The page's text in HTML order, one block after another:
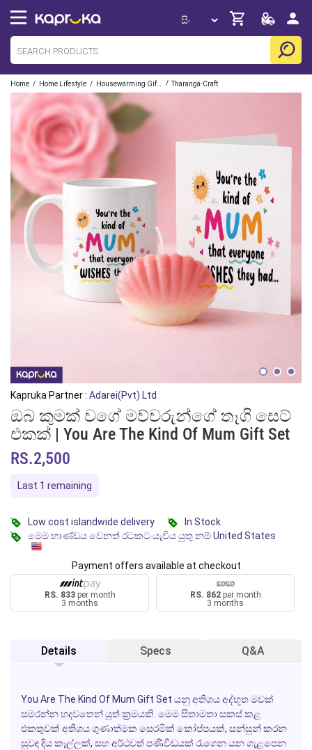
Home / Home Lifestyle / / Tharanga-Craft
Kapruka Partner : Adarei(Pvt) Ltd
ඔබ කුමක් වගේ මව්වරුන්ගේ තෑගි සෙට්
එකක් | You Are The Kind Of Mum Gift Set
RS.2,500
Last 1 remaining
Low cost islandwide delivery
In Stock
මෙම භාණ්ඩය වෙනත් රටකට යැවිය යුතු නම් United States
Payment offers available at checkout
RS. 833per month
3 months
RS. 862per month
3 months
Details Specs Q&A
You Are The Kind Of Mum Gift Set යනු අතිශය අද්භූත මවක්
සමරන්න හදවතෙන් යුත් ක්‍රමයකි. මෙම සිතාමතා සකස් කළ
එකතුවක් අතිශය ගුණාත්මක සෙරමික් කෝප්පයක්, සන්සුන් කරන
සුවඳ දිය කෑල්ලක්, සහ අර්ථවත් පණිවිඩයක් රැගෙන යන ගැළපෙන